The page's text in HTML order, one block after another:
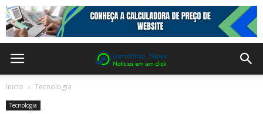
Inicio Tecnologia
Tecnologia